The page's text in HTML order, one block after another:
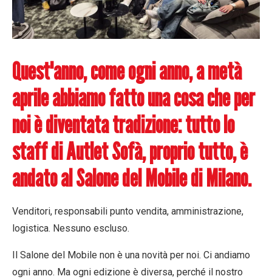
Quest'anno, come ogni anno, a metà
aprile abbiamo fatto una cosa che per
noi è diventata tradizione: tutto lo
staff diAutletSofà, proprio tutto, è
andato al Salone del Mobile di Milano.
Venditori, responsabili punto vendita, amministrazione,
logistica. Nessuno escluso.
Il Salone del Mobile non è una novità per noi. Ci andiamo
ogni anno. Ma ogni edizione è diversa, perché il nostro